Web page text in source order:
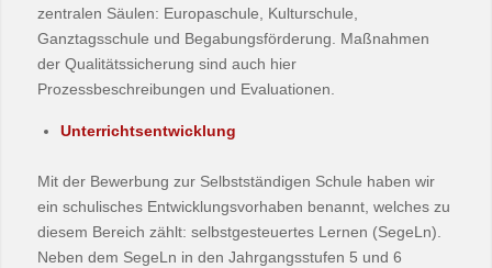
zentralen Säulen: Europaschule, Kulturschule,
Ganztagsschule und Begabungsförderung. Maßnahmen
der Qualitätssicherung sind auch hier
Prozessbeschreibungen und Evaluationen.
Unterrichtsentwicklung
Mit der Bewerbung zur Selbstständigen Schule haben wir
ein schulisches Entwicklungsvorhaben benannt, welches zu
diesem Bereich zählt: selbstgesteuertes Lernen (SegeLn).
Neben dem SegeLn in den Jahrgangsstufen 5 und 6